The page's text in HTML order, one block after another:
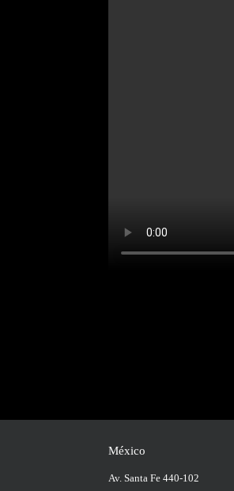
México
Av. Santa Fe 440-102